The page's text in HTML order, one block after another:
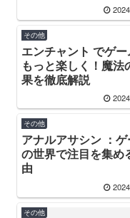
その他
エンチャント でゲー
もっと楽しく！魔法
果を徹底解説
その他
アナルアサシン ：
の世界で注目を集め
由
その他